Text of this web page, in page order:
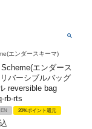
エンダースキーマ)
Scheme(エンダース
バーシブルバッグ
reversible bag
rb-rts
20%ポイント還元